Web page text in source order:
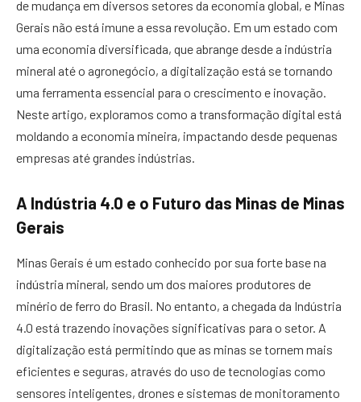
de mudança em diversos setores da economia global, e Minas
Gerais não está imune a essa revolução. Em um estado com
uma economia diversificada, que abrange desde a indústria
mineral até o agronegócio, a digitalização está se tornando
uma ferramenta essencial para o crescimento e inovação.
Neste artigo, exploramos como a transformação digital está
moldando a economia mineira, impactando desde pequenas
empresas até grandes indústrias.
A Indústria 4.0 e o Futuro das Minas de Minas
Gerais
Minas Gerais é um estado conhecido por sua forte base na
indústria mineral, sendo um dos maiores produtores de
minério de ferro do Brasil. No entanto, a chegada da Indústria
4.0 está trazendo inovações significativas para o setor. A
digitalização está permitindo que as minas se tornem mais
eficientes e seguras, através do uso de tecnologias como
sensores inteligentes, drones e sistemas de monitoramento